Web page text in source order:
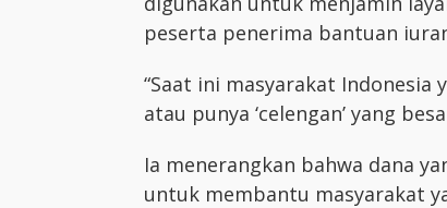
peserta penerima bantuan
“Saat ini masyarakat Indonesia
atau punya ‘celengan’ yang
Ia menerangkan bahwa dana
untuk membantu masyarakat